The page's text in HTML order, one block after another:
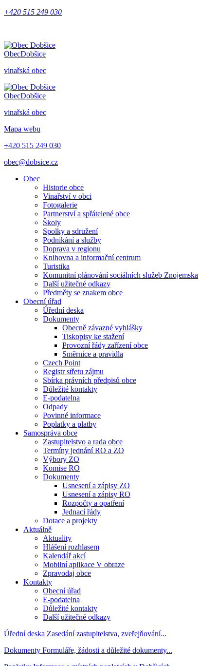
+420 515 249 030
ObecDobšice
vinařská obec
ObecDobšice
vinařská obec
Mapa webu
+420 515 249 030
obec@dobsice.cz
Obec
Historie obce
Vinařství v obci
Fotogalerie
Partnerství a spřátelené obce
Školy
Spolky a sdružení
Podnikání a služby
Doprava v regionu
Knihovna a informační centrum
Turistika
Komunitní plánování sociálních služeb Znojemska
Další užitečné odkazy
Předměty se znakem obce
Obecní úřad
Úřední deska
Dokumenty
Obecně závazné vyhlášky
Tiskopisy ke stažení
Provozní řády zařízení obce
Směrnice a pravidla
Czech Point
Registr střetu zájmu
Sbírka právních předpisů obce
Důležité kontakty
E-podatelna
Odpady
Povinné informace
Poplatky a platby
Samospráva obce
Zastupitelstvo a rada obce
Termíny jednání RO a ZO
Výbory ZO
Komise RO
Dokumenty
Usnesení a zápisy ZO
Usnesení a zápisy RO
Rozpočty a opatření
Jednací řády
Dotace a projekty
Aktuálně
Aktuality
Hlášení rozhlasem
Kalendář akcí
Mobilní aplikace V obraze
Zpravodaj obce
Kontakty
Obecní úřad
E-podatelna
Důležité kontakty
Další užitečné odkazy
Úřední deska Zasedání zastupitelstva, zveřejňování...
Dokumenty Formuláře, žádosti a důležité dokumenty...